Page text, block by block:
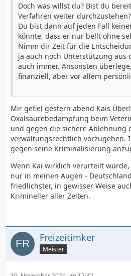
Doch was willst du? Bist du
Verfahren weiter durchzustehen?
Du bist dann auf jeden Fall
könnte, dass er nur bellt ohne
Nimm dir Zeit für die
ja auch noch Unterstützung aus
auch immer. Ansonsten
finanziell, aber vor allem
Mir gefiel gestern abend Kais
Oxalsäurebedampfung beim
und gegen die sichere Ablehnung
verwaltungsrechtlich vorzugehen.
gegen seine Kriminalisierung
Wenn Kai wirklich verurteilt
nur in meinen Augen -
friedlichster, in gewisser Weise
Krimineller aller Zeiten.
Freizeitimker
Meister